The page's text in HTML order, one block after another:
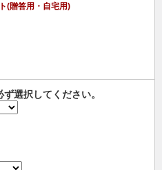
(贈答用・自宅用)
選択してください。